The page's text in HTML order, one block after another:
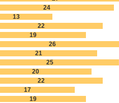
24
13
22
19
26
21
25
20
22
17
19